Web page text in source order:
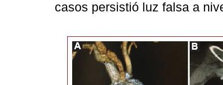
casos persistió luz falsa a